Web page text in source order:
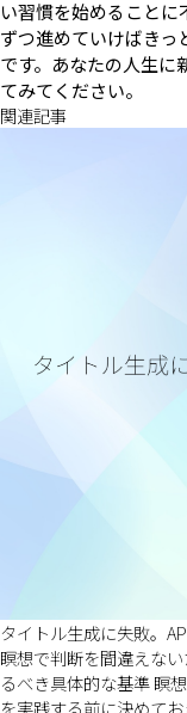
い習慣を始めること
ずつ進めていけばきっ
です。あなたの人生に
てみてください。
関連記事
タイトル生成に失敗。
瞑想で判断を間違えな
るべき具体的な基準 瞑
を実践する前に決めて